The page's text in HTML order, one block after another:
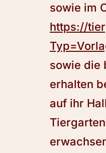
sowie im
https://
sowie die
erhalten
auf ihr